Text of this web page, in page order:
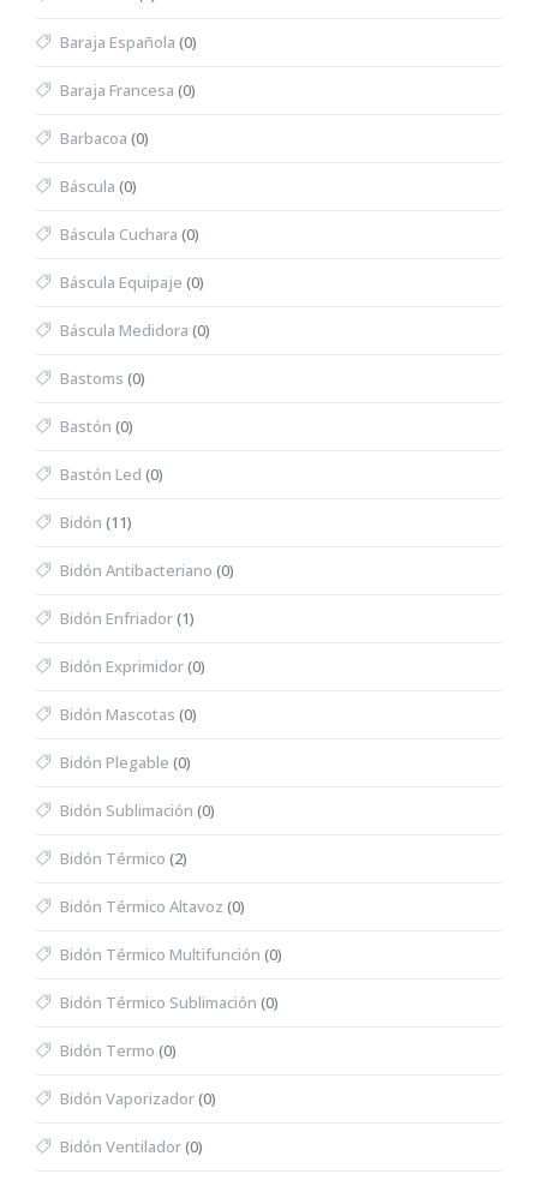
Baraja Española (0)
Baraja Francesa (0)
Barbacoa (0)
Báscula (0)
Báscula Cuchara (0)
Báscula Equipaje (0)
Báscula Medidora (0)
Bastoms (0)
Bastón (0)
Bastón Led (0)
Bidón (11)
Bidón Antibacteriano (0)
Bidón Enfriador(1)
Bidón Exprimidor(0)
Bidón Mascotas (0)
Bidón Plegable (0)
Bidón Sublimación (0)
Bidón Térmico (2)
Bidón Térmico Altavoz (0)
Bidón Térmico Multifunción (0)
Bidón Térmico Sublimación (0)
Bidón Termo (0)
Bidón Vaporizador(0)
Bidón Ventilador(0)